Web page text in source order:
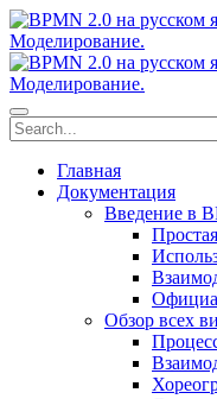
Главная
Документация
Введение в
Обзор всех